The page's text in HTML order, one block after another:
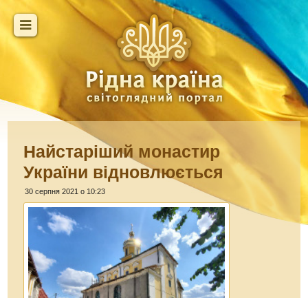
Найстаріший монастир
України відновлюється
30 серпня 2021 о 10:23